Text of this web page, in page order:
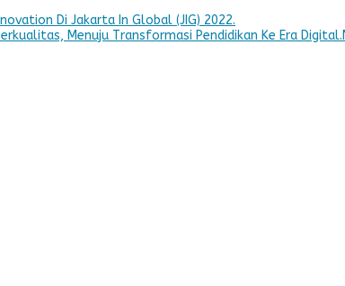
Di Jakarta In Global (JIG) 2022.
Menuju Transformasi Pendidikan Ke Era Digital.